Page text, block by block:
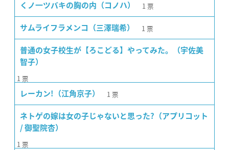
くノ一ツバキの胸の内（コノハ） 1 票
サムライフラメンコ（三澤瑞希） 1 票
普通の女子校生が【ろこどる】やってみた。（宇佐美
智子）
1 票
レーカン!（江角京子） 1 票
ネトゲの嫁は女の子じゃないと思った?（アプリコット
/ 御聖院杏）
1 票